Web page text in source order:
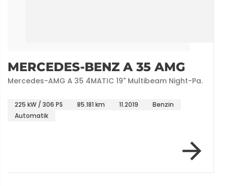
MERCEDES-BENZ A 35 AMG
Mercedes-AMG A 35 4MATIC 19" Multibeam Night-Pa.
225 kW / 306 PS 85.181 km 11.2019
Benzin
Automatik